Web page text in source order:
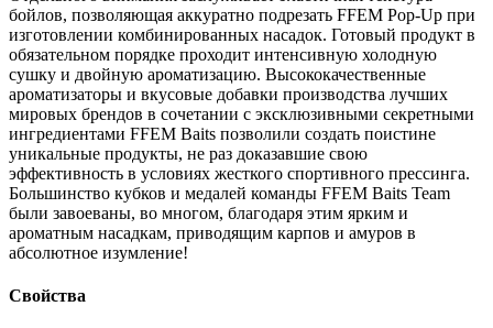
бойлов, позволяющая аккуратно подрезать FFEM Pop-Up при
изготовлении комбинированных насадок. Готовый продукт в
обязательном порядке проходит интенсивную холодную
сушку и двойную ароматизацию. Высококачественные
ароматизаторы и вкусовые добавки производства лучших
мировых брендов в сочетании с эксклюзивными секретными
ингредиентами FFEM Baits позволили создать поистине
уникальные продукты, не раз доказавшие свою
эффективность в условиях жесткого спортивного прессинга.
Большинство кубков и медалей команды FFEM Baits Team
были завоеваны, во многом, благодаря этим ярким и
ароматным насадкам, приводящим карпов и амуров в
абсолютное изумление!
Свойства